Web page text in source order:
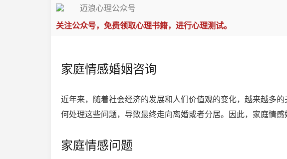
关注公众号，免费领取心理书籍，进行心理测试。
家庭情感婚姻咨询
近年来，随着社会经济的发展和人们价值观的变化，越来越多
何处理这些问题，导致最终走向离婚或者分居。因此，家庭情感
家庭情感问题